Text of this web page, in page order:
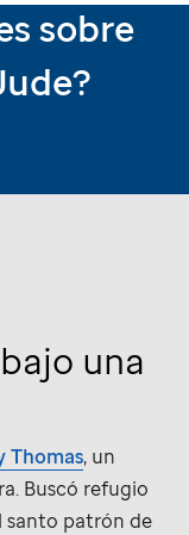
sobre
una
Thomas, un
Buscó refugio
santo patrón de